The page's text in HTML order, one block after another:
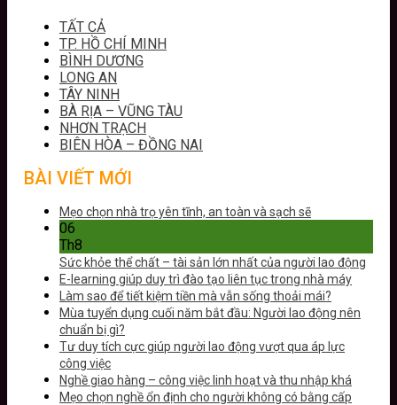
TẤT CẢ
TP. HỒ CHÍ MINH
BÌNH DƯƠNG
LONG AN
TÂY NINH
BÀ RỊA – VŨNG TÀU
NHƠN TRẠCH
BIÊN HÒA – ĐỒNG NAI
BÀI VIẾT MỚI
Mẹo chọn nhà trọ yên tĩnh, an toàn và sạch sẽ
06
Th8
Sức khỏe thể chất – tài sản lớn nhất của người lao động
E-learning giúp duy trì đào tạo liên tục trong nhà máy
Làm sao để tiết kiệm tiền mà vẫn sống thoải mái?
Mùa tuyển dụng cuối năm bắt đầu: Người lao động nên
chuẩn bị gì?
Tư duy tích cực giúp người lao động vượt qua áp lực
công việc
Nghề giao hàng – công việc linh hoạt và thu nhập khá
Mẹo chọn nghề ổn định cho người không có bằng cấp